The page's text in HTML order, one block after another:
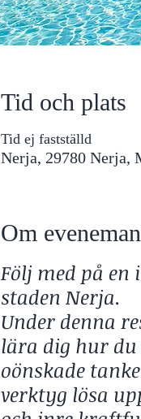
Tid och plats
Tid ej fastställd
Nerja, 29780 Nerja,
Om
Följ med på
staden Nerja.
Under denna
lära dig hur du
oönskade
verktyg lösa